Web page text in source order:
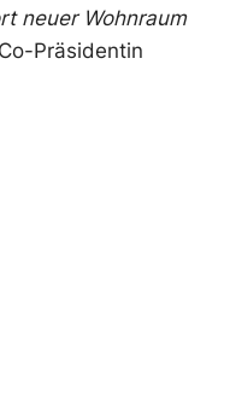
neuer Wohnraum
Präsidentin